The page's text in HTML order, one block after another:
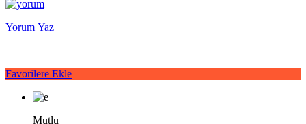
Yorum Yaz
Favorilere Ekle
Mutlu